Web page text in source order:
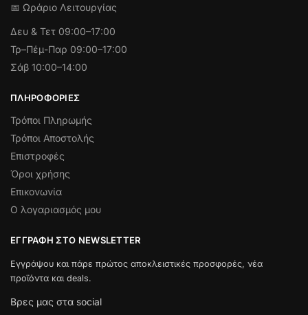
📅 Ωράριο Λειτουργίας
Δευ & Τετ 09:00–17:00
Τρ–Πέμ-Παρ 09:00–17:00
Σάβ 10:00–14:00
ΠΛΗΡΟΦΟΡΊΕΣ
Τρόποι Πληρωμής
Τρόποι Αποστολής
Επιστροφές
Όροι χρήσης
Επικονωνία
Ο λογαριασμός μου
ΕΓΓΡΑΦΉ ΣΤΟ NEWSLETTER
Εγγράψου και πάρε πρώτος αποκλειστικές προσφορές, νέα
προϊόντα και deals.
Βρες μας στα social